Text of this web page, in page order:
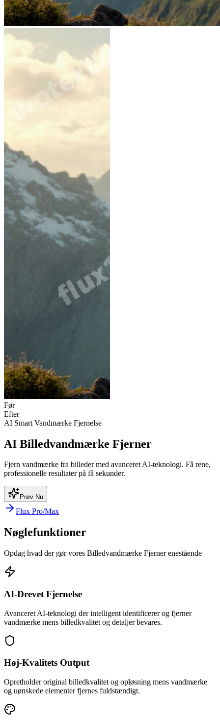
Før
Efter
AI Smart Vandmærke Fjernelse
AI Billedvandmærke Fjerner
Fjern vandmærke fra billeder med avanceret AI-teknologi. Få rene,
professionelle resultater på få sekunder.
Prøv Nu
Flux Pro/Max
Nøglefunktioner
Opdag hvad der gør vores Billedvandmærke Fjerner enestående
AI-Drevet Fjernelse
Avanceret AI-teknologi der intelligent identificerer og fjerner
vandmærke mens billedkvalitet og detaljer bevares.
Høj-Kvalitets Output
Opretholder original billedkvalitet og opløsning mens vandmærke
og uønskede elementer fjernes fuldstændigt.